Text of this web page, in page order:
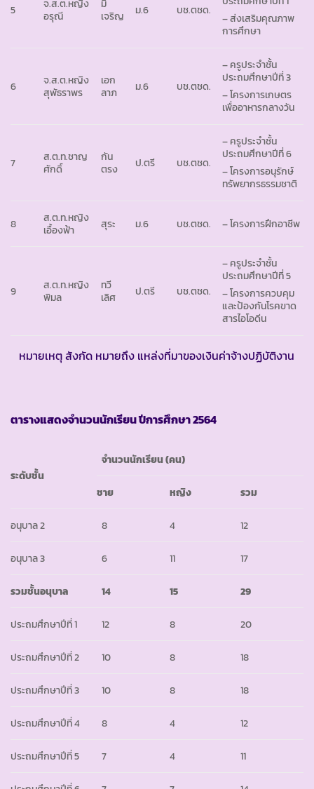
5
จ.ส.ต.หญิง
อรุณี
มี
เจริญ
ม.6 บช.ตชด.
– ส่งเสริมคุณภาพ
การศึกษา
6
จ.ส.ต.หญิง
สุพัธราพร
เอก
ลาภ
ม.6 บช.ตชด.
– ครูประจำชั้น
ประถมศึกษาปีที่ 3
– โครงการเกษตร
เพื่ออาหารกลางวัน
7
ส.ต.ท.ชาญ
ศักดิ์
กัน
ตรง
ป.ตรี บช.ตชด.
– ครูประจำชั้น
ประถมศึกษาปีที่ 6
– โครงการอนุรักษ์
ทรัพยากรธรรมชาติ
8
ส.ต.ท.หญิง
เอื้องฟ้า
สุระ ม.6 บช.ตชด. – โครงการฝึกอาชีพ
9
ส.ต.ท.หญิง
พิมล
ทวี
เลิศ
ป.ตรี บช.ตชด.
– ครูประจำชั้น
ประถมศึกษาปีที่ 5
– โครงการควบคุม
และป้องกันโรคขาด
สารไอโอดีน
หมายเหตุ สังกัด หมายถึง แหล่งที่มาของเงินค่าจ้างปฏิบัติงาน
ตารางแสดงจำนวนนักเรียน ปีการศึกษา2564
ระดับชั้น
จำนวนนักเรียน (คน)
ชาย หญิง รวม
อนุบาล 2 8 4 12
อนุบาล 3 6 11 17
รวมชั้นอนุบาล 14 15 29
ประถมศึกษาปีที่ 1 12 8 20
ประถมศึกษาปีที่ 2 10 8 18
ประถมศึกษาปีที่ 3 10 8 18
ประถมศึกษาปีที่ 4 8 4 12
ประถมศึกษาปีที่ 5 7 4 11